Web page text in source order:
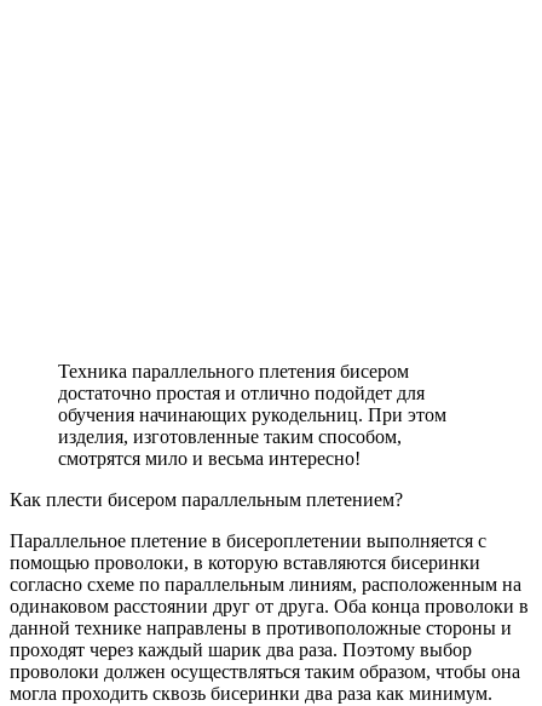
Техника параллельного плетения бисером
достаточно простая и отлично подойдет для
обучения начинающих рукодельниц. При этом
изделия, изготовленные таким способом,
смотрятся мило и весьма интересно!
Как плести бисером параллельным плетением?
Параллельное плетение в бисероплетении выполняется с
помощью проволоки, в которую вставляются бисеринки
согласно схеме по параллельным линиям, расположенным на
одинаковом расстоянии друг от друга. Оба конца проволоки в
данной технике направлены в противоположные стороны и
проходят через каждый шарик два раза. Поэтому выбор
проволоки должен осуществляться таким образом, чтобы она
могла проходить сквозь бисеринки два раза как минимум.